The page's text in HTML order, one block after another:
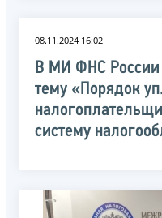
08.11.2024 16:02
В МИ ФНС России
тему «Порядок
систему